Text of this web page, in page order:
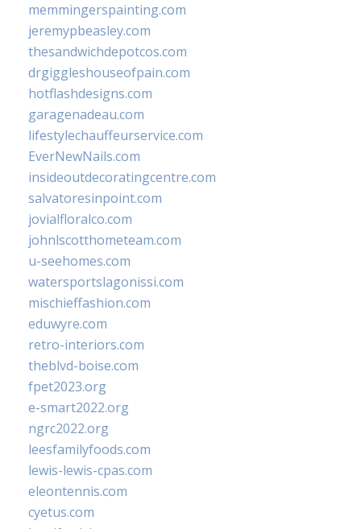
memmingerspainting.com
jeremypbeasley.com
thesandwichdepotcos.com
drgiggleshouseofpain.com
hotflashdesigns.com
garagenadeau.com
lifestylechauffeurservice.com
EverNewNails.com
insideoutdecoratingcentre.com
salvatoresinpoint.com
jovialfloralco.com
johnlscotthometeam.com
u-seehomes.com
watersportslagonissi.com
mischieffashion.com
eduwyre.com
retro-interiors.com
theblvd-boise.com
fpet2023.org
e-smart2022.org
ngrc2022.org
leesfamilyfoods.com
lewis-lewis-cpas.com
eleontennis.com
cyetus.com